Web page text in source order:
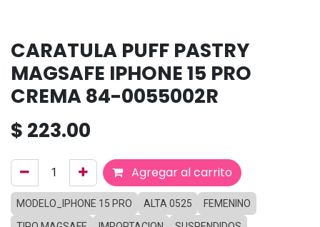
CARATULA PUFF PASTRY
MAGSAFE IPHONE 15 PRO
CREMA 84-0055002R
$ 223.00
Agregar al carrito
MODELO_IPHONE 15 PRO ALTA 0525
FEMENINO